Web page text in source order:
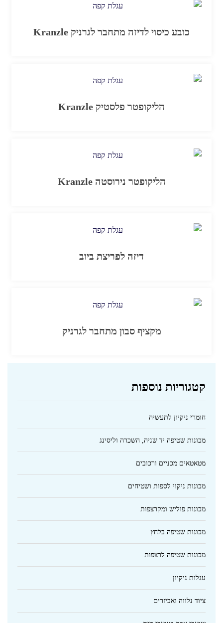
קטגוריות נוספות
חומרי ניקיון לתעשיה
מכונות שטיפה יד שניה, השכרה וליסינג
מטאטאים מכניים ורכובים
מכונות ניקוי לספות ושטיחים
מכונות פוליש ומקרצפות
מכונות שטיפה בלחץ
מכונות שטיפה לרצפות
עגלות ניקיון
ציוד נלווה ואביזרים
כובע כיסוי לדיזה מתחבר לגרניק Kranzle
הליקופטר פלסטיק Kranzle
הליקופטר נירוסטה Kranzle
דיזה לפריצת ביוב
מקציף סבון מתחבר לגרניק